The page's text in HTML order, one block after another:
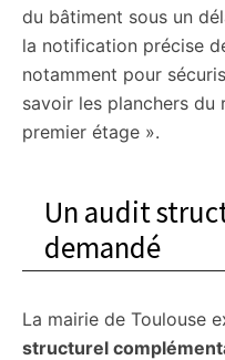
du bâtiment sous un
la notification précise
notamment pour
savoir les planchers du
premier étage ».
Un audit
demandé
La mairie de Toulouse
structurel